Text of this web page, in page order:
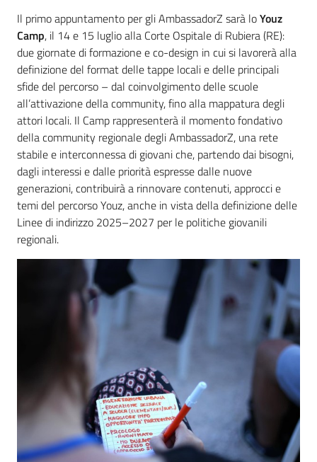
Il primo appuntamento per gli AmbassadorZ sarà loYouz
Camp, il 14 e 15 luglio alla Corte Ospitale di Rubiera (RE):
due giornate di formazione e co-design in cui si lavorerà alla
definizione del format delle tappe locali e delle principali
sfide del percorso – dal coinvolgimento delle scuole
all’attivazione della community, fino alla mappatura degli
attori locali. Il Camp rappresenterà il momento fondativo
della community regionale degli AmbassadorZ, una rete
stabile e interconnessa di giovani che, partendo dai bisogni,
dagli interessi e dalle priorità espresse dalle nuove
generazioni, contribuirà a rinnovare contenuti, approcci e
temi del percorso Youz, anche in vista della definizione delle
Linee di indirizzo 2025–2027 per le politiche giovanili
regionali.